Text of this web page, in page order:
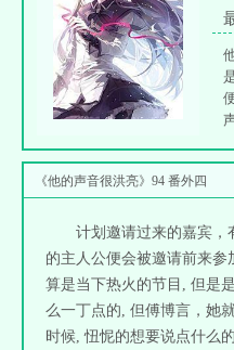
《他的声音很洪亮》94 番外四
计划邀请过来的嘉宾，
的主人公便会被邀请前来
算是当下热火的节目, 但是
么一丁点的, 但傅博言，她
时候, 忸怩的想要说点什么